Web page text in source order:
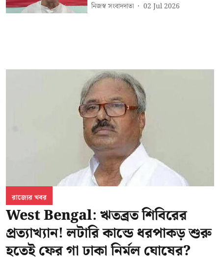
নিজস্ব সংবাদদাতা 02 Jul 2026
রাজ্যের খবর
West Bengal: ঋতব্রত শিবিরের
প্রত্যাখ্যান! লটারি কান্ডে ধরপাকড় শুরু
হতেই ফের গা ঢাকা নির্মল ঘোষের?